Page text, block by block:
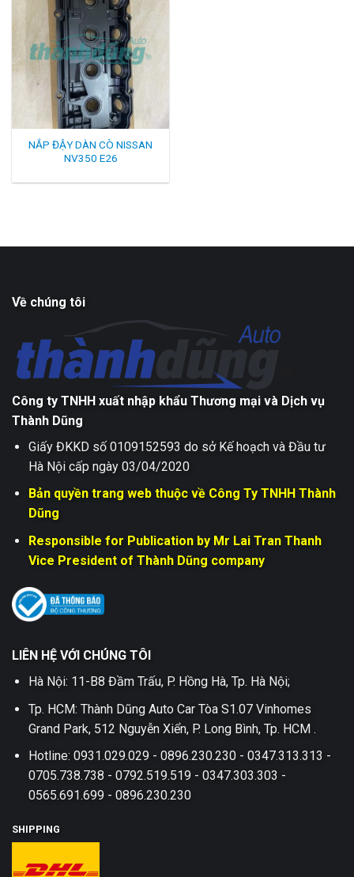
NẮP ĐẬY DÀN CÒ NISSAN
NV350 E26
Về chúng tôi
Công ty TNHH xuất nhập khẩu Thương mại và Dịch vụ
Thành Dũng
Giấy ĐKKD số 0109152593 do sở Kế hoạch và Đầu tư
Hà Nội cấp ngày 03/04/2020
Bản quyền trang web thuộc về Công Ty TNHH Thành
Dũng
Responsible for Publication by Mr Lai Tran Thanh
Vice President of Thành Dũng company
LIÊN HỆ VỚI CHÚNG TÔI
Hà Nội: 11-B8 Đầm Trấu, P. Hồng Hà, Tp. Hà Nội;
Tp. HCM: Thành Dũng Auto Car Tòa S1.07 Vinhomes
Grand Park, 512 Nguyễn Xiển, P. Long Bình, Tp. HCM .
Hotline: 0931.029.029 - 0896.230.230 - 0347.313.313 -
0705.738.738 - 0792.519.519 - 0347.303.303 -
0565.691.699 - 0896.230.230
SHIPPING